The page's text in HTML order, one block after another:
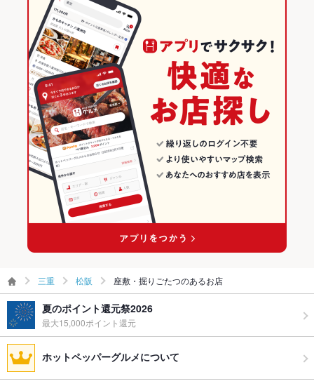
三重 松阪 座敷・掘りごたつのあるお店
夏のポイント還元祭2026
最大15,000ポイント還元
ホットペッパーグルメについて